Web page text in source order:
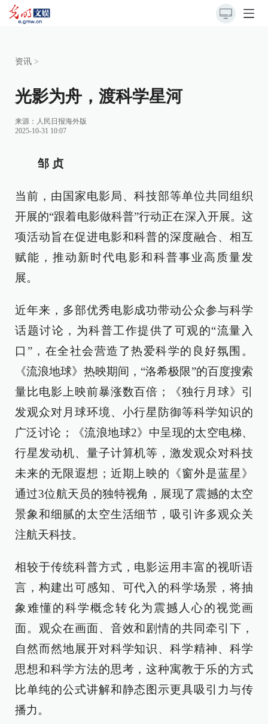
资讯 >
光影为舟，渡科学星河
来源： 人民日报海外版
2025-10-31 10:07
邹 贞
当前，由国家电影局、科技部等单位共同组织
开展的“跟着电影做科普”行动正在深入开展。这
项活动旨在促进电影和科普的深度融合、相互
赋能，推动新时代电影和科普事业高质量发
展。
近年来，多部优秀电影成功带动公众参与科学
话题讨论，为科普工作提供了可观的“流量入
口”，在全社会营造了热爱科学的良好氛围。
《流浪地球》热映期间，“洛希极限”的百度搜索
量比电影上映前暴涨数百倍；《独行月球》引
发观众对月球环境、小行星防御等科学知识的
广泛讨论；《流浪地球2》中呈现的太空电梯、
行星发动机、量子计算机等，激发观众对科技
未来的无限遐想；近期上映的《窗外是蓝星》
通过3位航天员的独特视角，展现了震撼的太空
景象和细腻的太空生活细节，吸引许多观众关
注航天科技。
相较于传统科普方式，电影运用丰富的视听语
言，构建出可感知、可代入的科学场景，将抽
象难懂的科学概念转化为震撼人心的视觉画
面。观众在画面、音效和剧情的共同牵引下，
自然而然地展开对科学知识、科学精神、科学
思想和科学方法的思考，这种寓教于乐的方式
比单纯的公式讲解和静态图示更具吸引力与传
播力。